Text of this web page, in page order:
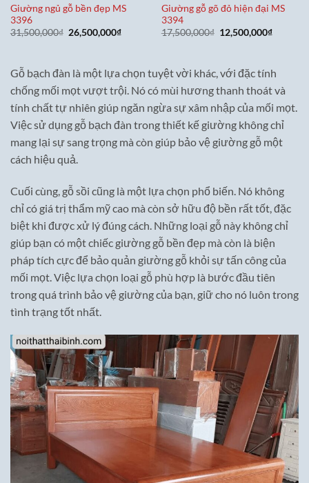
Giường ngủ gỗ bền đẹp MS
3396
31,500,000₫ Giá
gốc
26,500,000₫Giá
26,500,000₫.
Giường gỗ gõ đỏ hiện đại MS
3394
17,500,000₫ Giá
gốc
12,500,000₫Giá
Gỗ bạch đàn là một lựa chọn tuyệt vời khác, với đặc tính
chống mối mọt vượt trội. Nó có mùi hương thanh thoát và
tính chất tự nhiên giúp ngăn ngừa sự xâm nhập của mối mọt.
Việc sử dụng gỗ bạch đàn trong thiết kế giường không chỉ
mang lại sự sang trọng mà còn giúp bảo vệ giường gỗ một
cách hiệu quả.
Cuối cùng, gỗ sồi cũng là một lựa chọn phổ biến. Nó không
chỉ có giá trị thẩm mỹ cao mà còn sở hữu độ bền rất tốt, đặc
biệt khi được xử lý đúng cách. Những loại gỗ này không chỉ
giúp bạn có một chiếc giường gỗ bền đẹp mà còn là biện
pháp tích cực để bảo quản giường gỗ khỏi sự tấn công của
mối mọt. Việc lựa chọn loại gỗ phù hợp là bước đầu tiên
trong quá trình bảo vệ giường của bạn, giữ cho nó luôn trong
tình trạng tốt nhất.